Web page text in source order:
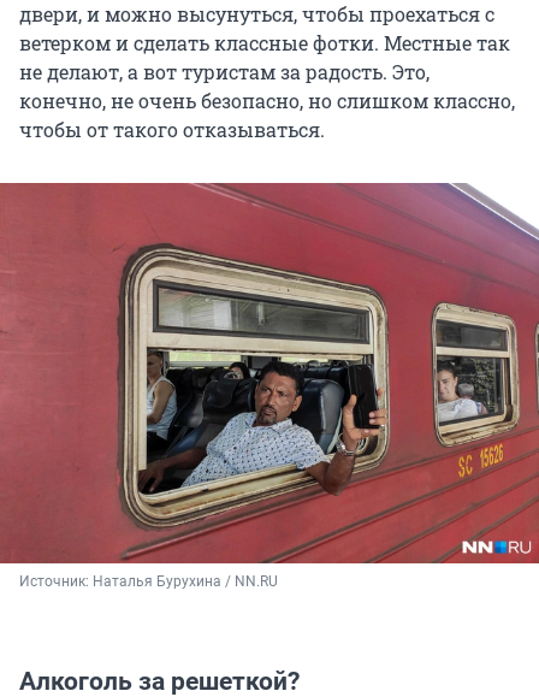
двери, и можно высунуться, чтобы проехаться с
ветерком и сделать классные фотки. Местные так
не делают, а вот туристам за радость. Это,
конечно, не очень безопасно, но слишком классно,
чтобы от такого отказываться.
Источник: Наталья Бурухина / NN.RU
Алкоголь за решеткой?